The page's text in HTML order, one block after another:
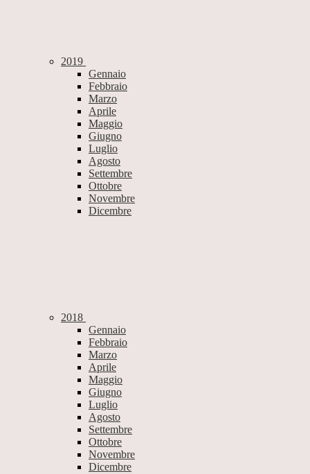
2019
Gennaio
Febbraio
Marzo
Aprile
Maggio
Giugno
Luglio
Agosto
Settembre
Ottobre
Novembre
Dicembre
2018
Gennaio
Febbraio
Marzo
Aprile
Maggio
Giugno
Luglio
Agosto
Settembre
Ottobre
Novembre
Dicembre